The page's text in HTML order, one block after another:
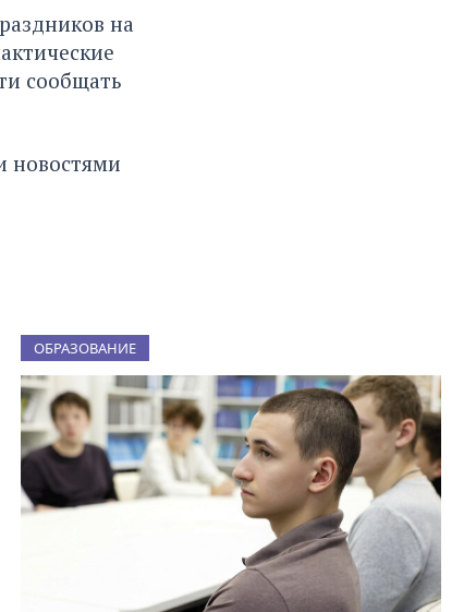
на
сообщать
новостями
ОБРАЗОВАНИЕ